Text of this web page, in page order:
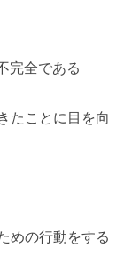
全である
ことに目を向
の行動をする